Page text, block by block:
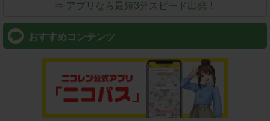
⇒ アプリなら最短3分スピード出発！
おすすめコンテンツ